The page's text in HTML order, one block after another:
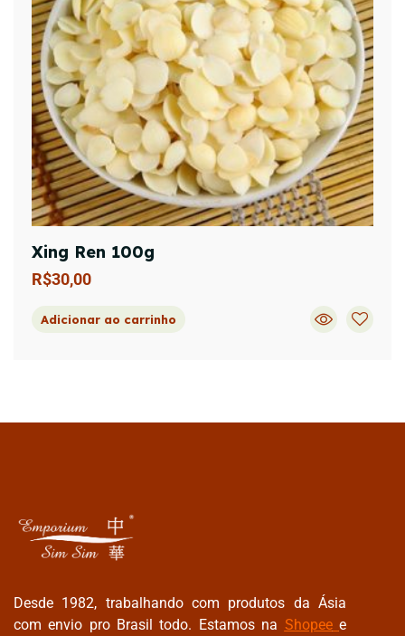
Xing Ren 100g
R$30,00
Adicionar ao carrinho
Desde 1982, trabalhando com produtos da Ásia
com envio pro Brasil todo. Estamos na Shopee e